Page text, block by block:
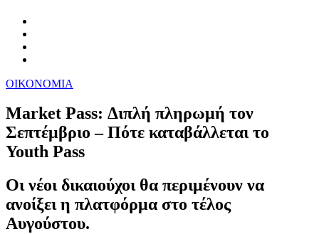
ΟΙΚΟΝΟΜΙΑ
Market Pass: Διπλή πληρωμή τον
Σεπτέμβριο – Πότε καταβάλλεται το
Youth Pass
Οι νέοι δικαιούχοι θα περιμένουν να
ανοίξει η πλατφόρμα στο τέλος
Αυγούστου.